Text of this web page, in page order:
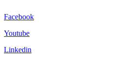
Facebook
Youtube
Linkedin